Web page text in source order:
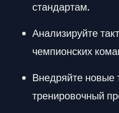
стандартам.
Анализируйте
чемпионских
Внедряйте новые
тренировочный